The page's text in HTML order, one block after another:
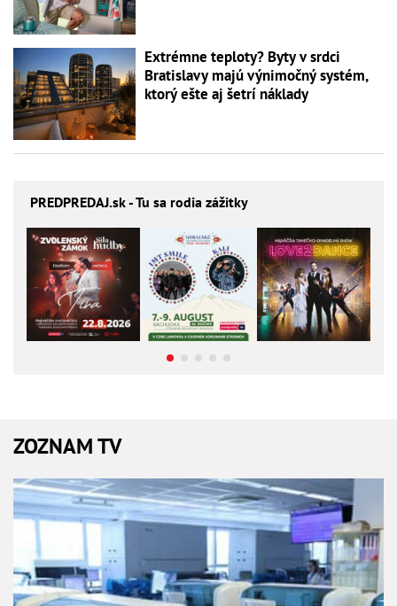
Extrémne teploty? Byty v srdci
Bratislavy majú výnimočný systém,
ktorý ešte aj šetrí náklady
PREDPREDAJ.sk - Tu sa rodia zážitky
ZOZNAM TV